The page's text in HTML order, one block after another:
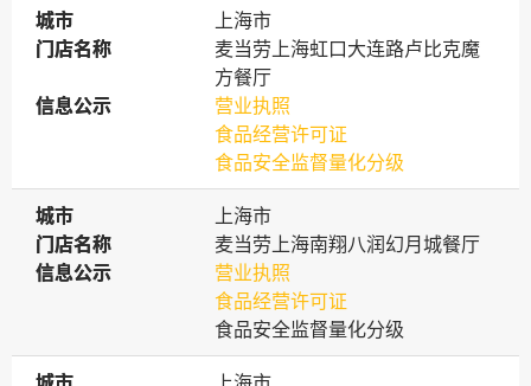
城市
城市
上海市
门店名称
门店名称
麦当劳上海虹口大连路卢比克魔
方餐厅
信息公示
信息公示
营业执照
食品经营许可证
食品安全监督量化分级
城市
城市
上海市
门店名称
门店名称
麦当劳上海南翔八润幻月城餐厅
信息公示
信息公示
营业执照
食品经营许可证
食品安全监督量化分级